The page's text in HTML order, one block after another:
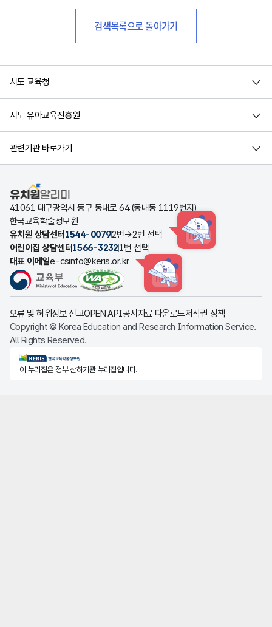
검색목록으로 돌아가기
시도 교육청
시도 유아교육진흥원
관련기관 바로가기
유치원알리미
41061 대구광역시 동구 동내로 64 (동내동 1119번지)
한국교육학술정보원
유치원 상담센터 1544-00792번→2번 선택 HINT
어린이집 상담센터1566-32321번 선택
대표 이메일e-csinfo@keris.or.kr
HINT
오류 및 허위정보 신고OPEN API공시자료 다운로드저작권 정책
Copyright © Korea Education and Research Information Service.
All Rights Reserved.
KERIS한국교육학술정보원
이 누리집은 정부 산하기관 누리집입니다.